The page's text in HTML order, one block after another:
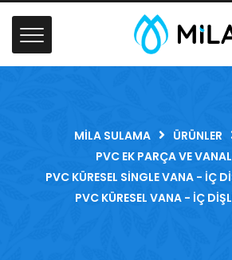
MILA SULAMA ÜRÜNLER
PVC EK PARÇA VE
PVC KÜRESEL SINGLE VANA - İÇ
PVC KÜRESEL VANA - İÇ